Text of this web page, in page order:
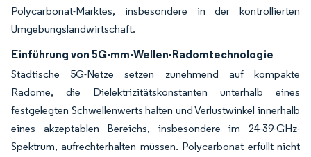
Polycarbonat-Marktes, insbesondere in der kontrollierten
Umgebungslandwirtschaft.
Einführung von 5G-mm-Wellen-Radomtechnologie
Städtische 5G-Netze setzen zunehmend auf kompakte
Radome, die Dielektrizitätskonstanten unterhalb eines
festgelegten Schwellenwerts halten und Verlustwinkel innerhalb
eines akzeptablen Bereichs, insbesondere im 24-39-GHz-
Spektrum, aufrechterhalten müssen. Polycarbonat erfüllt nicht